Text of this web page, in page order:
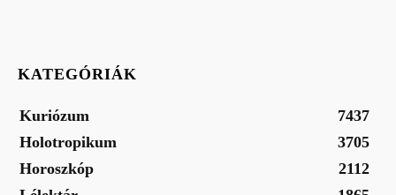
KATEGÓRIÁK
Kuriózum
7437
Holotropikum
3705
Horoszkóp
2112